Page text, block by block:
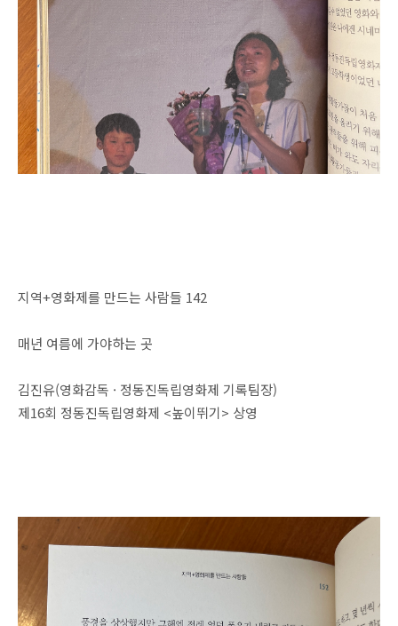
지역+영화제를 만드는 사람들 142
매년 여름에 가야하는 곳
김진유(영화감독 · 정동진독립영화제 기록팀장)
제16회 정동진독립영화제 <높이뛰기> 상영